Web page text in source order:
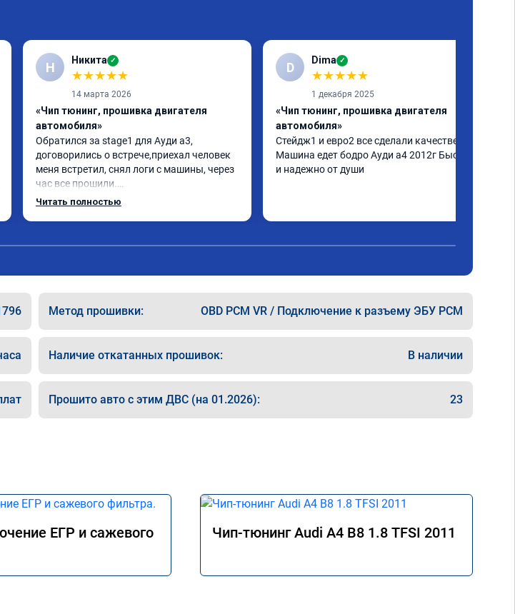
Н Никита ✓
★★★★★
14 марта 2026
«Чип тюнинг, прошивка двигателя
автомобиля»
Обратился за stage1 для Ауди а3,
договорились о встрече,приехал человек
меня встретил, снял логи с машины, через
час все прошили.
Арман спасибо тебе огромное, машинка по
Читать полностью
D Dima ✓
★★★★★
1 декабря 2025
«Чип тюнинг, прошивка двигателя
автомобиля»
Стейдж1 и евро2 все сделали качественно.
Машина едет бодро Ауди а4 2012г Быстро
и надежно от души
Метод прошивки: OBD PCM VR / Подключение к разъему ЭБУ PCM
Наличие откатанных прошивок: В наличии
Прошито авто с этим ДВС (на 01.2026): 23
ЕГР и сажевого
Чип-тюнинг Audi A4 B8 1.8 TFSI 2011